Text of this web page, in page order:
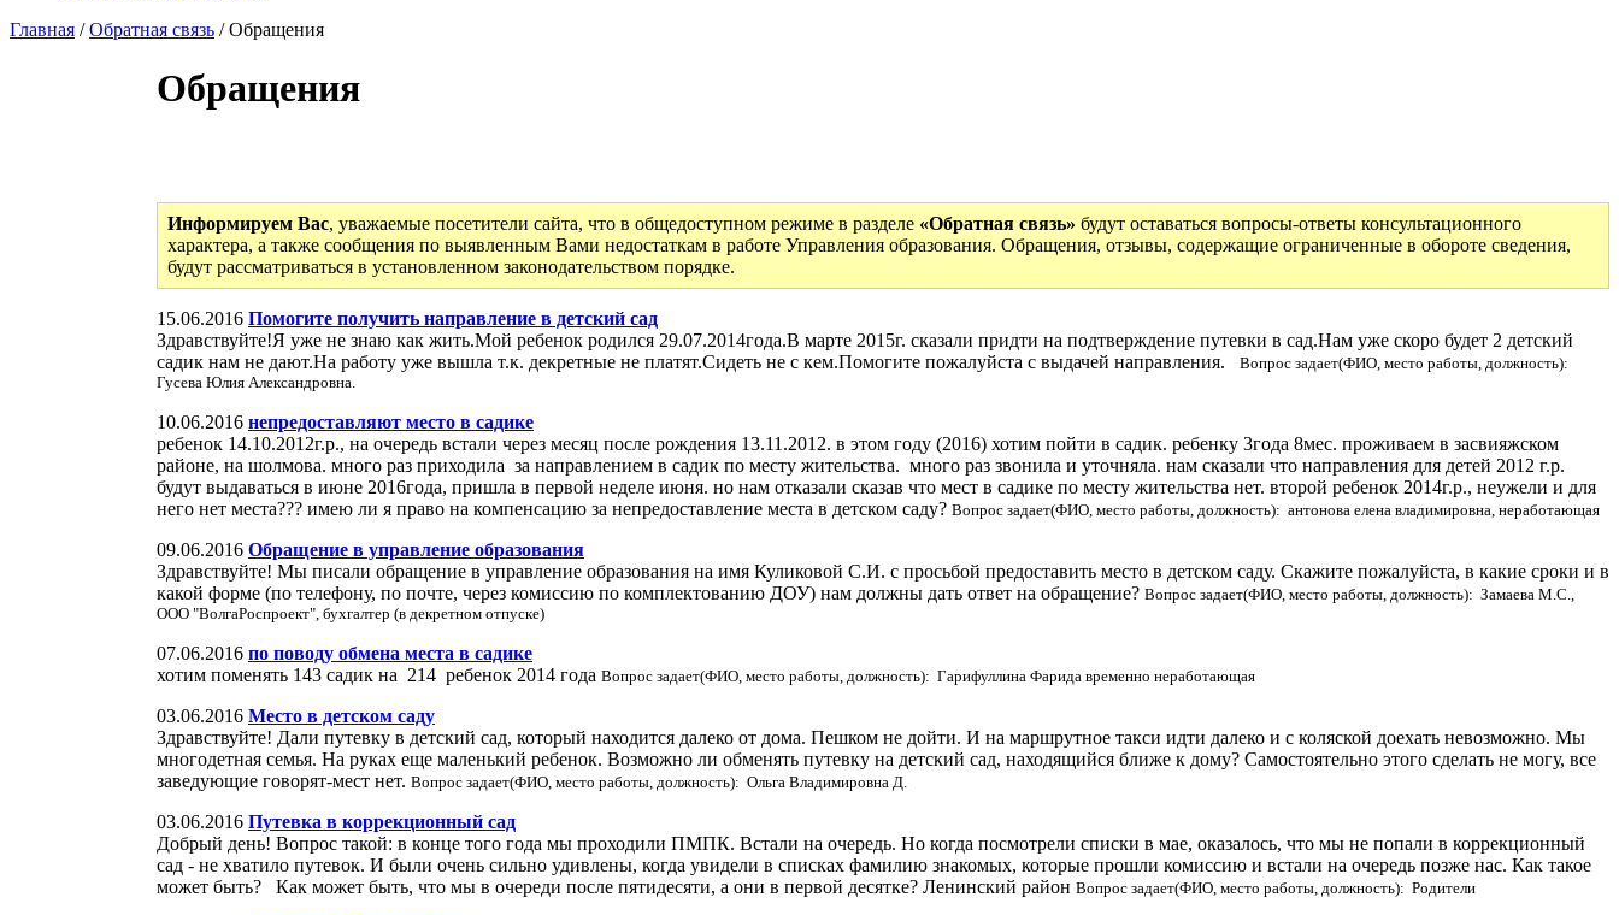
Главная /Обратная связь / Обращения
Обращения
Информируем Вас, уважаемые посетители сайта, что в общедоступном режиме в разделе «Обратная связь» будут оставаться вопросы-ответы консультационного
характера, а также сообщения по выявленным Вами недостаткам в работе Управления образования. Обращения, отзывы, содержащие ограниченные в обороте сведения,
будут рассматриваться в установленном законодательством порядке.
15.06.2016 Помогите получить направление в детский сад
Здравствуйте!Я уже не знаю как жить.Мой ребенок родился 29.07.2014года.В марте 2015г. сказали придти на подтверждение путевки в сад.Нам уже скоро будет 2 детский
садик нам не дают.На работу уже вышла т.к. декретные не платят.Сидеть не с кем.Помогите пожалуйста с выдачей направления. Вопрос задает(ФИО, место работы, должность):
Гусева Юлия Александровна.
10.06.2016 непредоставляют место в садике
ребенок 14.10.2012г.р., на очередь встали через месяц после рождения 13.11.2012. в этом году (2016) хотим пойти в садик. ребенку 3года 8мес. проживаем в засвияжском
районе, на шолмова. много раз приходила за направлением в садик по месту жительства. много раз звонила и уточняла. нам сказали что направления для детей 2012 г.р.
будут выдаваться в июне 2016года, пришла в первой неделе июня. но нам отказали сказав что мест в садике по месту жительства нет. второй ребенок 2014г.р., неужели и для
него нет места??? имею ли я право на компенсацию за непредоставление места в детском саду? Вопрос задает(ФИО, место работы, должность): антонова елена владимировна, неработающая
09.06.2016 Обращение в управление образования
Здравствуйте! Мы писали обращение в управление образования на имя Куликовой С.И. с просьбой предоставить место в детском саду. Скажите пожалуйста, в какие сроки и в
какой форме (по телефону, по почте, через комиссию по комплектованию ДОУ) нам должны дать ответ на обращение? Вопрос задает(ФИО, место работы, должность): Замаева М.С.,
ООО "ВолгаРоспроект", бухгалтер (в декретном отпуске)
07.06.2016 по поводу обмена места в садике
хотим поменять 143 садик на 214 ребенок 2014 года Вопрос задает(ФИО, место работы, должность): Гарифуллина Фарида временно неработающая
03.06.2016 Место в детском саду
Здравствуйте! Дали путевку в детский сад, который находится далеко от дома. Пешком не дойти. И на маршрутное такси идти далеко и с коляской доехать невозможно. Мы
многодетная семья. На руках еще маленький ребенок. Возможно ли обменять путевку на детский сад, находящийся ближе к дому? Самостоятельно этого сделать не могу, все
заведующие говорят-мест нет. Вопрос задает(ФИО, место работы, должность): Ольга Владимировна Д.
03.06.2016 Путевка в коррекционный сад
Добрый день! Вопрос такой: в конце того года мы проходили ПМПК. Встали на очередь. Но когда посмотрели списки в мае, оказалось, что мы не попали в коррекционный
сад - не хватило путевок. И были очень сильно удивлены, когда увидели в списках фамилию знакомых, которые прошли комиссию и встали на очередь позже нас. Как такое
может быть? Как может быть, что мы в очереди после пятидесяти, а они в первой десятке? Ленинский район Вопрос задает(ФИО, место работы, должность): Родители